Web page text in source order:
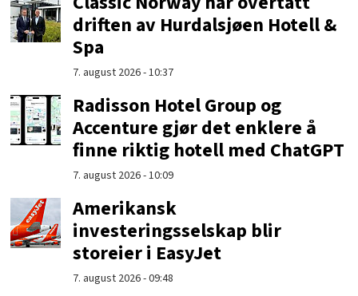
driften av Hurdalsjøen Hotell &
Spa
7. august 2026 - 10:37
Radisson Hotel Group og
Accenture gjør det enklere å
finne riktig hotell med ChatGPT
7. august 2026 - 10:09
Amerikansk
investeringsselskap blir
storeier i EasyJet
7. august 2026 - 09:48